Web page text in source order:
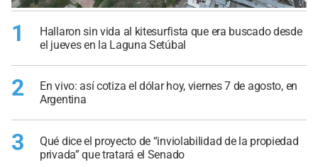
1
Hallaron sin vida al kitesurfista que era buscado desde
el jueves en la Laguna Setúbal
2
En vivo: así cotiza el dólar hoy, viernes 7 de agosto, en
Argentina
3
Qué dice el proyecto de “inviolabilidad de la propiedad
privada” que tratará el Senado